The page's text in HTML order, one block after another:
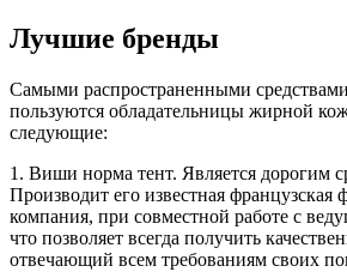
Лучшие бренды
Самыми распространенными
пользуются обладательницы жирной
следующие:
1. Виши норма тент. Является дорогим
Производит его известная французская
компания, при совместной работе с
что позволяет всегда получить
отвечающий всем требованиям своих